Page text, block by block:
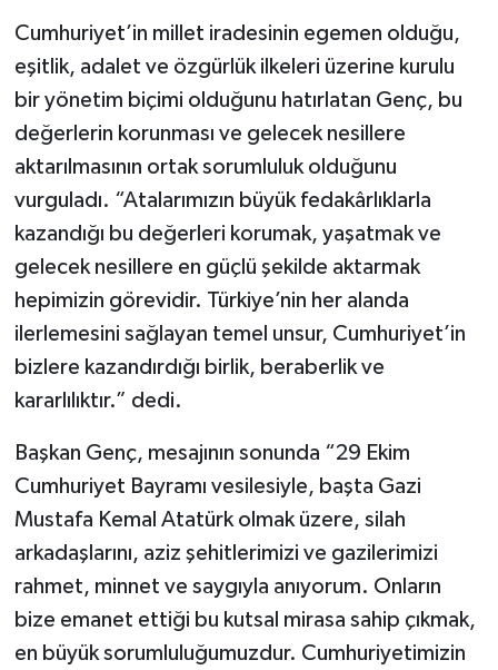
Cumhuriyet’in millet iradesinin egemen olduğu,
eşitlik, adalet ve özgürlük ilkeleri üzerine kurulu
bir yönetim biçimi olduğunu hatırlatan Genç, bu
değerlerin korunması ve gelecek nesillere
aktarılmasının ortak sorumluluk olduğunu
vurguladı. “Atalarımızın büyük fedakârlıklarla
kazandığı bu değerleri korumak, yaşatmak ve
gelecek nesillere en güçlü şekilde aktarmak
hepimizin görevidir. Türkiye’nin her alanda
ilerlemesini sağlayan temel unsur, Cumhuriyet’in
bizlere kazandırdığı birlik, beraberlik ve
kararlılıktır.” dedi.
Başkan Genç, mesajının sonunda “29 Ekim
Cumhuriyet Bayramı vesilesiyle, başta Gazi
Mustafa Kemal Atatürk olmak üzere, silah
arkadaşlarını, aziz şehitlerimizi ve gazilerimizi
rahmet, minnet ve saygıyla anıyorum. Onların
bize emanet ettiği bu kutsal mirasa sahip çıkmak,
en büyük sorumluluğumuzdur. Cumhuriyetimizin